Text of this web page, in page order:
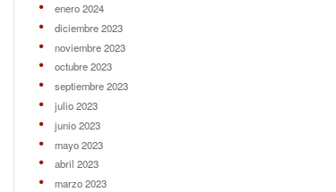
enero 2024
diciembre 2023
noviembre 2023
octubre 2023
septiembre 2023
julio 2023
junio 2023
mayo 2023
abril 2023
marzo 2023